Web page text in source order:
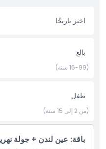
بوتيرة مريحة. التقط صورًا لا
واستمتع بهروب هادئ من صخب
نهر التيمس تقدّم طريقة مميزة
المتضمنات
سياسة الأطفال والبالغين
اختر تاريخًا
بالغ
(16-99 سنة)
طفل
(من 2 إلى 15 سنة)
باقة: عين لندن + جولة